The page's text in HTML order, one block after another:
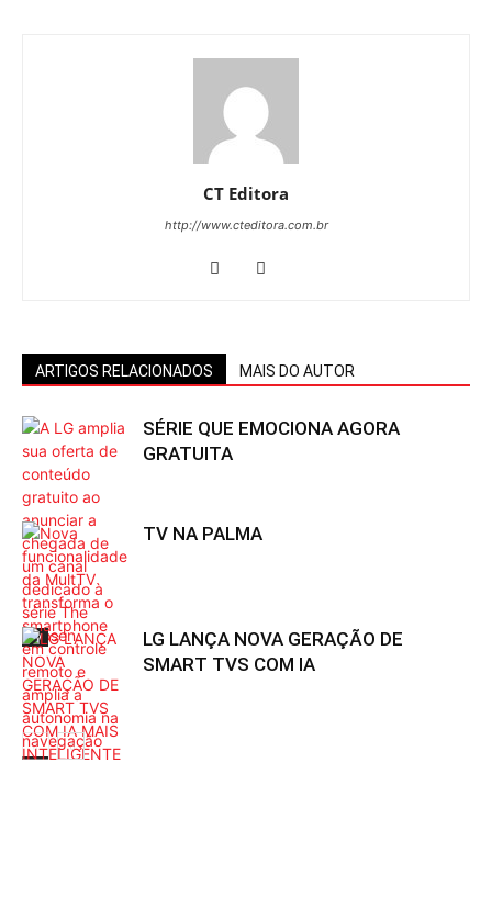
CT Editora
http://www.cteditora.com.br
ARTIGOS RELACIONADOS MAIS DO AUTOR
TV
SÉRIE QUE EMOCIONA AGORA
GRATUITA
TV NA PALMA
LG LANÇA NOVA GERAÇÃO DE
SMART TVS COM IA